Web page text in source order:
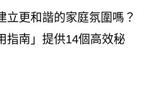
立更和諧的家庭氛圍嗎？
指南」提供14個高效秘